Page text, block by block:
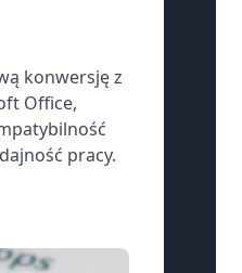
konwersję z
Office,
pracy.